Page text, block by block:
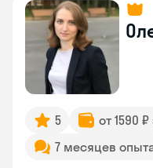
5
от 1590
7 месяцев